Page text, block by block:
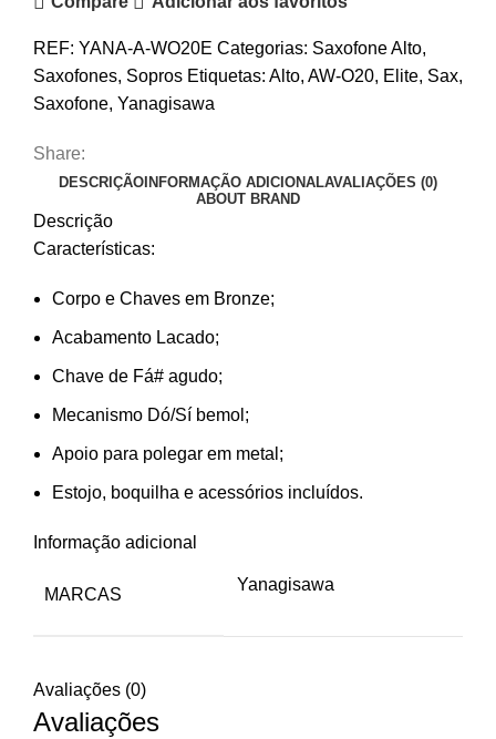
A-
REF: YANA-A-WO20E Categorias: Saxofone Alto,
Saxofones, Sopros Etiquetas: Alto, AW-O20, Elite, Sax,
Saxofone, Yanagisawa
Share:
DESCRIÇÃOINFORMAÇÃO ADICIONALAVALIAÇÕES (0)
ABOUT BRAND
Descrição
Características:
Corpo e Chaves em Bronze;
Acabamento Lacado;
Chave de Fá# agudo;
Mecanismo Dó/Sí bemol;
Apoio para polegar em metal;
Estojo, boquilha e acessórios incluídos.
Informação adicional
MARCAS
Yanagisawa
Avaliações (0)
Avaliações